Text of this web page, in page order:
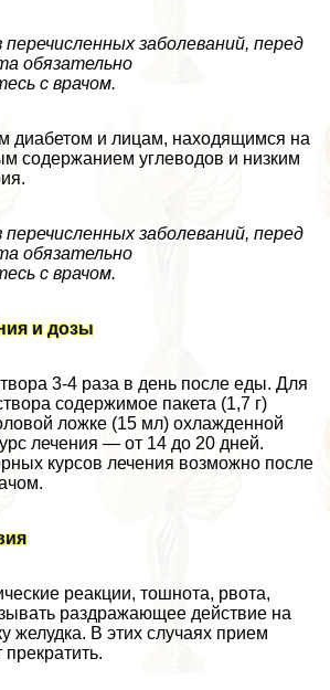
перечисленных заболеваний, перед
обязательно
с врачом.
диабетом и лицам, находящимся на
содержанием углеводов и низким
перечисленных заболеваний, перед
обязательно
с врачом.
и дозы
3-4 раза в день после еды. Для
содержимое пакета (1,7 г)
ложке (15 мл) охлажденной
лечения — от 14 до 20 дней.
курсов лечения возможно после
реакции, тошнота, рвота,
раздражающее действие на
желудка. В этих случаях прием